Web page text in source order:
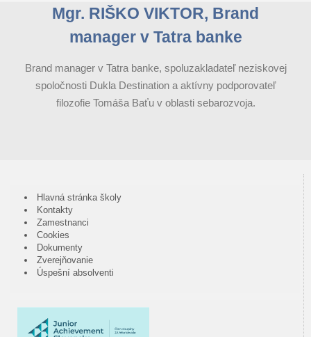
Mgr. RIŠKO VIKTOR, Brand
manager v Tatra banke
Brand manager v Tatra banke, spoluzakladateľ neziskovej
spoločnosti Dukla Destination a aktívny podporovateľ
filozofie Tomáša Baťu v oblasti sebarozvoja.
Hlavná stránka školy
Kontakty
Zamestnanci
Cookies
Dokumenty
Zverejňovanie
Úspešní absolventi